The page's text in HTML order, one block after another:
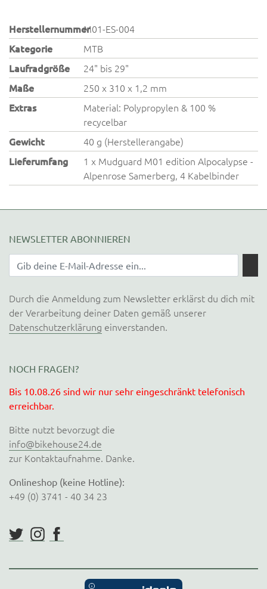
HerstellernummerM01-ES-004
Kategorie
MTB
Laufradgröße
24" bis 29"
Maße
250 x 310 x 1,2 mm
Extras
Material: Polypropylen & 100 %
recycelbar
Gewicht
40 g (Herstellerangabe)
Lieferumfang
1 x Mudguard M01 edition Alpocalypse -
Alpenrose Samerberg, 4 Kabelbinder
NEWSLETTER ABONNIEREN
Durch die Anmeldung zum Newsletter erklärst du dich mit
der Verarbeitung deiner Daten gemäß unserer
Datenschutzerklärung einverstanden.
NOCH FRAGEN?
Bis 10.08.26 sind wir nur sehr eingeschränkt telefonisch
erreichbar.
Bitte nutzt bevorzugt die
info@bikehouse24.de
zur Kontaktaufnahme. Danke.
Onlineshop (keine Hotline):
+49 (0) 3741 - 40 34 23